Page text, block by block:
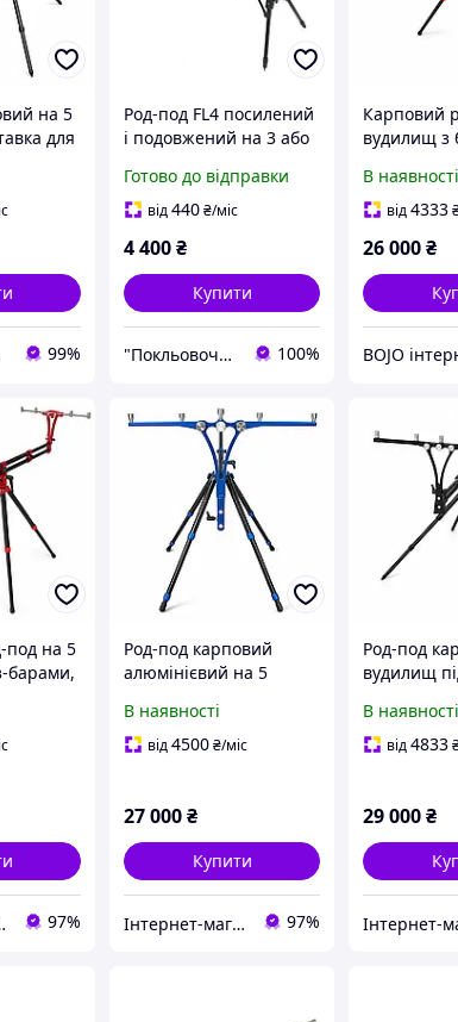
на 5
для
барами
99%
Род-под FL4 посилений
і подовжений на 3 або
довжина і 70см
ширина буз-барів)
Готово до відправки
від440₴/міс
4 400₴
Купити
"Покльовочка" - магазин товарів для риболовлі 100%
Карповий
вудилищ з
фідера,
стійка для
В наявності
від4333
26 000₴
под на 5
барами,
EXUS 97%
Род-под карповий
алюмінієвий на 5
телескопічними
ніжками, 10 рогачами
В наявності
від4500₴/міс
27 000₴
Купити
Інтернет-магазин EXUS 97%
Род-под
вудилищ
риболовлі
рогачами
В наявності
від4833
29 000₴